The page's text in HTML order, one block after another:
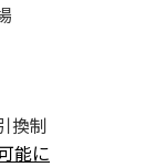
換制
能に